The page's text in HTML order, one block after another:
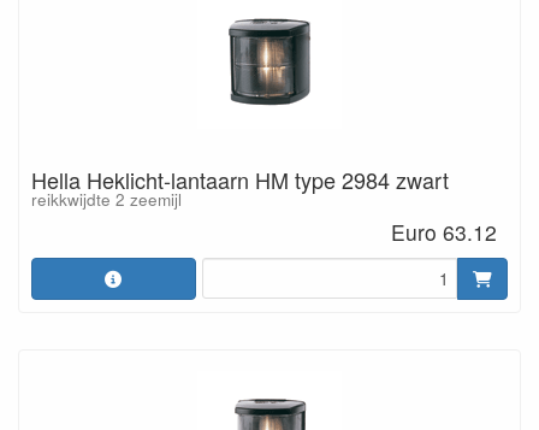
Hella Heklicht-lantaarn HM type 2984 zwart
reikkwijdte 2 zeemijl
Euro 63.12